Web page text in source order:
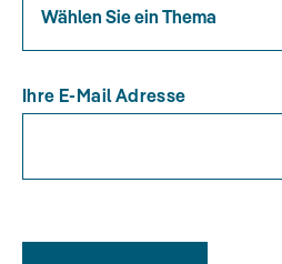
Wählen Sie ein Thema
Ihre E-Mail Adresse